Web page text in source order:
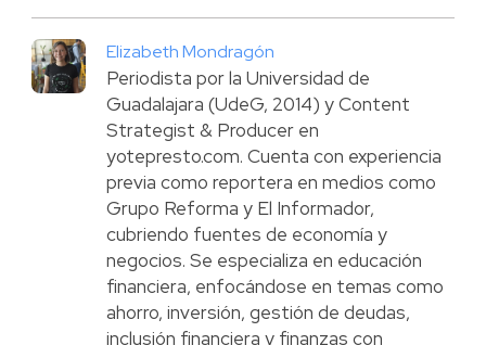
Elizabeth Mondragón
Periodista por la Universidad de
Guadalajara (UdeG, 2014) y Content
Strategist & Producer en
yotepresto.com. Cuenta con experiencia
previa como reportera en medios como
Grupo Reforma y El Informador,
cubriendo fuentes de economía y
negocios. Se especializa en educación
financiera, enfocándose en temas como
ahorro, inversión, gestión de deudas,
inclusión financiera y finanzas con